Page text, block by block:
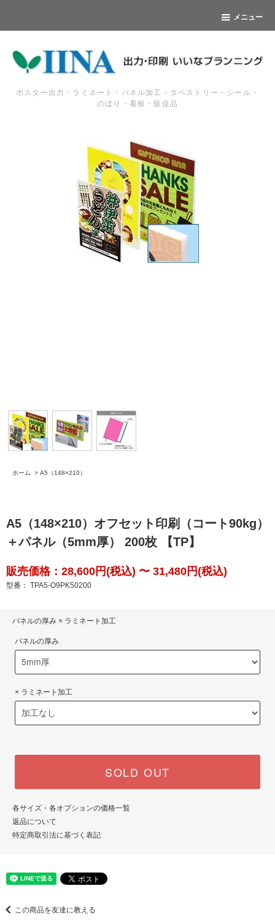
メニュー
ポスター出力・ラミネート・パネル加工・タペストリー・シール・
のぼり・看板・販促品
ホーム > A5（148×210）
A5（148×210）オフセット印刷（コート90kg）
＋パネル（5mm厚） 200枚 【TP】
販売価格：28,600円(税込) 〜 31,480円(税込)
型番： TPA5-O9PK50200
パネルの厚み × ラミネート加工
パネルの厚み
× ラミネート加工
SOLD OUT
各サイズ・各オプションの価格一覧
返品について
特定商取引法に基づく表記
この商品を友達に教える